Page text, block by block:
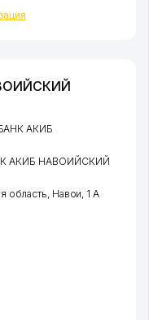
АКИБ
АКИБ НАВОИЙСКИЙ
область, Навои, 1 А